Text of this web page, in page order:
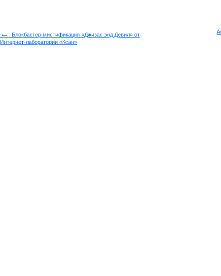
←
Блокбастер-мистификация «Джизас энд Девил» от
Интернет-лаборатории «Ксан»